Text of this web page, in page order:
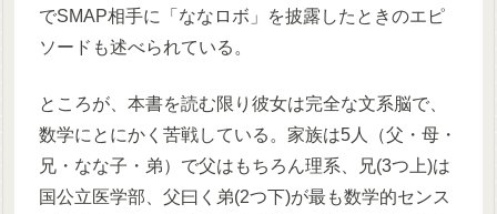
でSMAP相手に「ななロボ」を披露したときのエピ
ソードも述べられている。
ところが、本書を読む限り彼女は完全な文系脳で、
数学にとにかく苦戦している。家族は5人（父・母・
兄・なな子・弟）で父はもちろん理系、兄(3つ上)は
国公立医学部、父曰く弟(2つ下)が最も数学的センス